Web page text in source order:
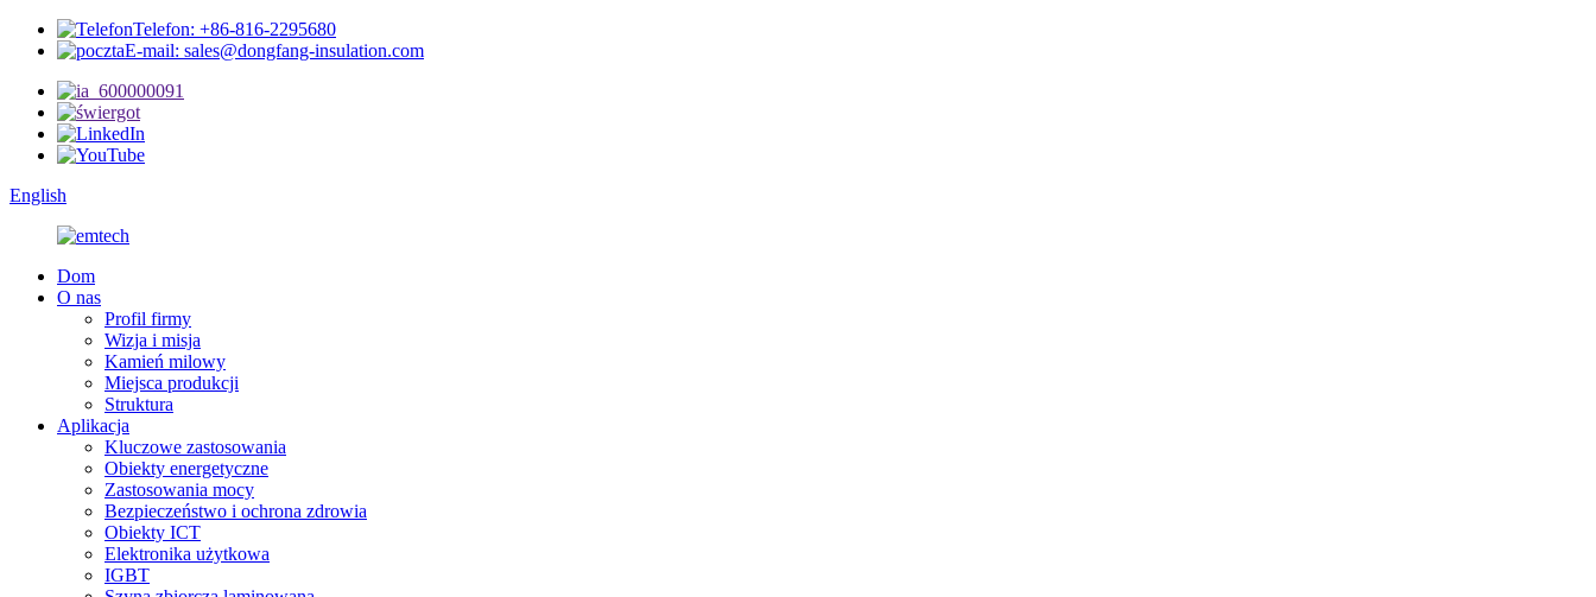
Telefon: +86-816-2295680
E-mail: sales@dongfang-insulation.com
English
Dom
O nas
Profil firmy
Wizja i misja
Kamień milowy
Miejsca produkcji
Struktura
Aplikacja
Kluczowe zastosowania
Obiekty energetyczne
Zastosowania mocy
Bezpieczeństwo i ochrona zdrowia
Obiekty ICT
Elektronika użytkowa
IGBT